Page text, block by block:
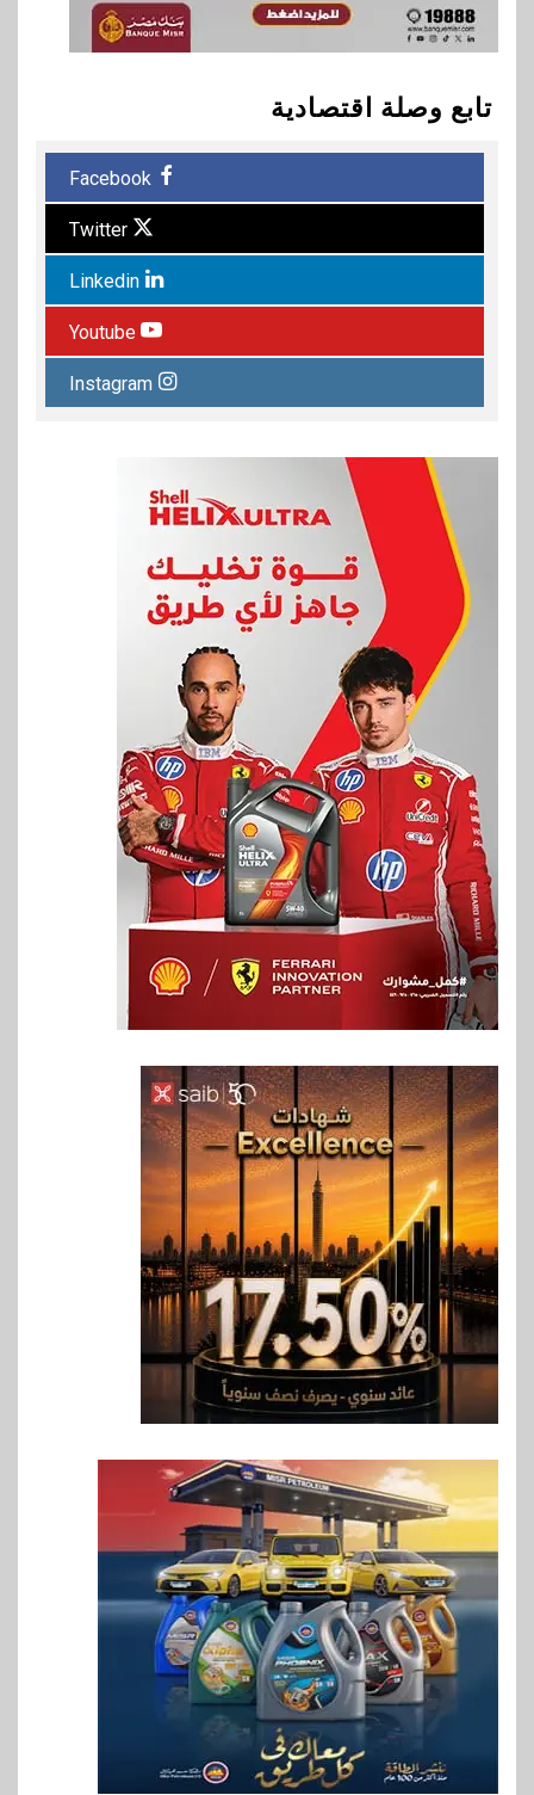
تابع وصلة اقتصادية
Facebook
Twitter
Linkedin
Youtube
Instagram
6
اخبار
غرفة القاهرة تنظم ندوة إلكترونية
لدعم الصادرات وتحقيق
مستهدفات رؤية مصر 2030
7
بنوك
بنك مصر يشارك في فعالية اليوم
العالمي للشباب ويقدم العديد من
العروض المجانية
بنك QNB مصر يعزز جاهزية
المشروعات الصغيرة والمتوسطة
للنمو والتوسع
9 اخبار
فيكسد مصر و”حلول” تتشاركان
في تطوير أول منصة للسياحة
الصحية في مصر والشرق الأوسط
وأفريقيا Tour4Cure
سوق وصلة